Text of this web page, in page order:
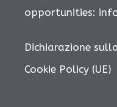
opportunities:
Dichiarazione
Cookie Policy (UE)